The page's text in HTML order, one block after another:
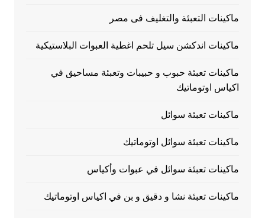
ماكينات التعبئة والتغليف فى مصر
ماكينات اندكشن سيل تلحم اغطية العبوات البلاستيكية
ماكينات تعبئة حبوب و حبيبات وتعبئة مساحيق في
اكياس اوتوماتيك
ماكينات تعبئة سوائل
ماكينات تعبئة سوائل اوتوماتيك
ماكينات تعبئة سوائل في عبوات وأكياس
ماكينات تعبئة نشا و دقيق و بن في اكياس اوتوماتيك